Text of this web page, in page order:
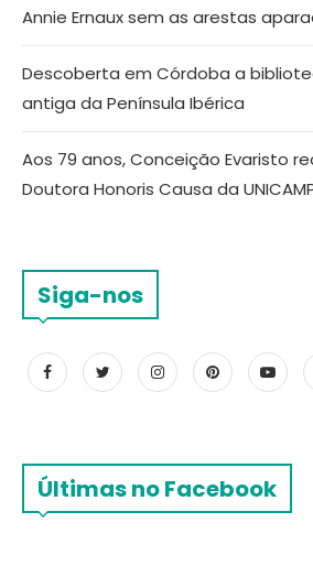
Annie Ernaux sem as arestas
Descoberta em Córdoba a
antiga da Península Ibérica
Aos 79 anos, Conceição Evaristo
Doutora Honoris Causa da
Siga-nos
Últimas no Facebook